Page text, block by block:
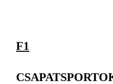
F1